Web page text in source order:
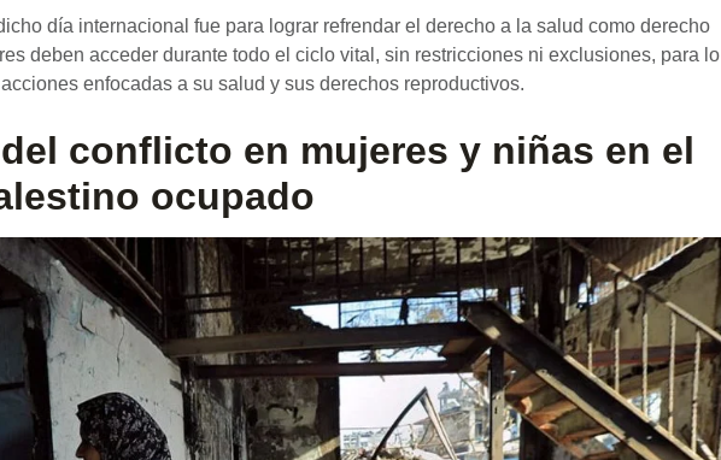
día internacional fue para lograr refrendar el derecho a la salud como derecho
deben acceder durante todo el ciclo vital, sin restricciones ni exclusiones, para lo
enfocadas a su salud y sus derechos reproductivos.
conflicto en mujeres y niñas en el
ocupado